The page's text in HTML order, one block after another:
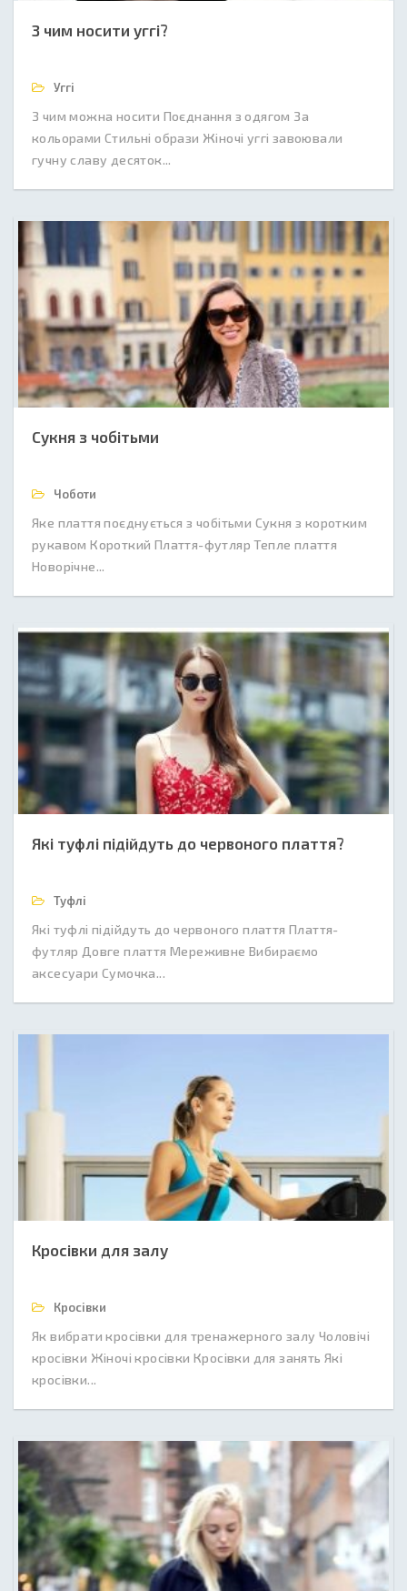
З чим носити уггі?
Уггі
З чим можна носити Поєднання з одягом За
кольорами Стильні образи Жіночі уггі завоювали
гучну славу десяток...
Сукня з чобітьми
Чоботи
Яке плаття поєднується з чобітьми Сукня з коротким
рукавом Короткий Плаття-футляр Тепле плаття
Новорічне...
Які туфлі підійдуть до червоного плаття?
Туфлі
Які туфлі підійдуть до червоного плаття Плаття-
футляр Довге плаття Мереживне Вибираємо
аксесуари Сумочка...
Кросівки для залу
Кросівки
Як вибрати кросівки для тренажерного залу Чоловічі
кросівки Жіночі кросівки Кросівки для занять Які
кросівки...